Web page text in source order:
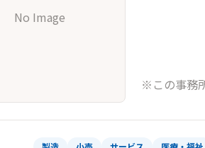
No Image
※この事務